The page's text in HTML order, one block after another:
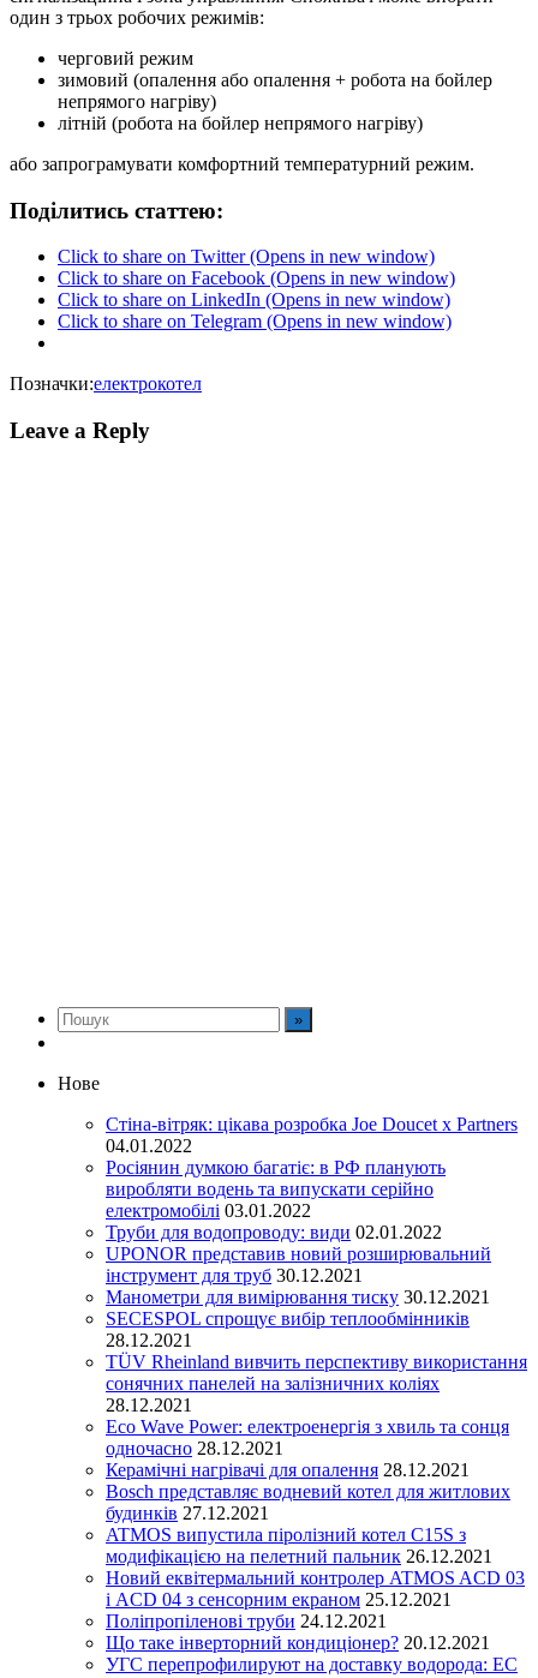
один з трьох робочих режимів:
черговий режим
зимовий (опалення або опалення + робота на бойлер
непрямого нагріву)
літній (робота на бойлер непрямого нагріву)
або запрограмувати комфортний температурний режим.
Поділитись статтею:
Click to share on Twitter (Opens in new window)
Click to share on Facebook (Opens in new window)
Click to share on LinkedIn (Opens in new window)
Click to share on Telegram (Opens in new window)
Позначки:електрокотел
Leave a Reply
Нове
Стіна-вітряк: цікава розробка Joe Doucet x Partners
04.01.2022
Росіянин думкою багатіє: в РФ планують
виробляти водень та випускати серійно
електромобілі 03.01.2022
Труби для водопроводу: види 02.01.2022
UPONOR представив новий розширювальний
інструмент для труб 30.12.2021
Манометри для вимірювання тиску 30.12.2021
SECESPOL спрощує вибір теплообмінників
28.12.2021
TÜV Rheinland вивчить перспективу використання
сонячних панелей на залізничних коліях
28.12.2021
Eco Wave Power: електроенергія з хвиль та сонця
одночасно 28.12.2021
Керамічні нагрівачі для опалення 28.12.2021
Bosch представляє водневий котел для житлових
будинків 27.12.2021
ATMOS випустила піролізний котел C15S з
модифікацією на пелетний пальник 26.12.2021
Новий еквітермальний контролер ATMOS ACD 03
і ACD 04 з сенсорним екраном 25.12.2021
Поліпропіленові труби 24.12.2021
Що таке інверторний кондиціонер? 20.12.2021
УГС перепрофилируют на доставку водорода: EC